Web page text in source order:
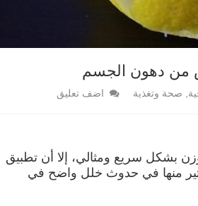
من دهون الجسم
صحة وتغذية
اضف تعليق
بشكل سريع ومثالي، إلا أن تطبيق
منها في حدوث خلل واضح في